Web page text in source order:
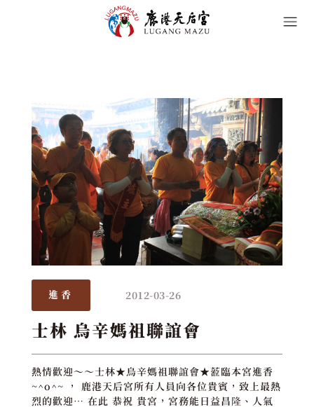
進香 2012-03-26
士林 烏辛媽祖聯誼會
熱情歡迎～～士林★烏辛媽祖聯誼會★蒞臨本宮進香
~^o^~ ， 鹿港天后宮所有人員向各位貴賓，致上最熱
烈的歡迎… 在此 恭祝 貴宮，宮務能日益昌隆、人氣